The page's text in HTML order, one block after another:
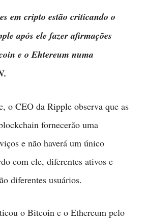
em cripto estão criticando o
após ele fazer afirmações
e o Ehtereum numa
o CEO da Ripple observa que as
fornecerão uma
e não haverá um único
com ele, diferentes ativos e
diferentes usuários.
o Bitcoin e o Ethereum pelo